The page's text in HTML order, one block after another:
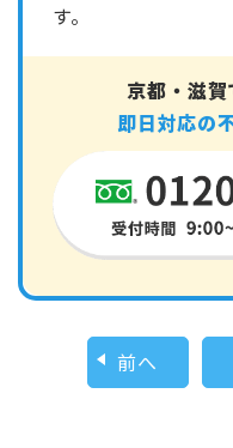
す。
京都・滋賀
即日対応の
前へ